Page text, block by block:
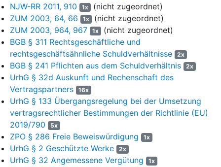
Die Beklagte zu 1) ist ebenfalls eine Filmproduktionsfirma. Bis
zu ihrer Umfirmierung am 17.03.2021 trat sie als R. GmbH am
Markt auf. Im Schwerpunkt produziert die Beklagte zu 1)
journalistische Formate. Die Beklagte zu 2) ist
hundertprozentige Muttergesellschaft der Beklagten zu 1) und
betreibt und verantwortet als Rundfunkveranstalterin den
Fernsehsender G..
Ab dem Jahr 2017 arbeiteten die Parteien im Rahmen
verschiedener Fernsehproduktionen zusammen. Bei den
Produktionen handelte es sich jeweils um
Investigativreportagen mit dem S. Z. U. als
Hauptprotagonisten. Die Klägerin zu 1) zeichnete als
Produzentin für die Reportagen verantwortlich und übergab sie
zur Auswertung an die Beklagte zu 1). Hintergründe und
NJW-RR 2011, 910 1x (nicht zugeordnet)
ZUM 2003, 64, 66
1x (nicht zugeordnet)
ZUM 2003, 964, 967
1x (nicht zugeordnet)
BGB § 311 Rechtsgeschäftliche und
rechtsgeschäftsähnliche Schuldverhältnisse
2x
BGB § 241 Pflichten aus dem Schuldverhältnis 2x
UrhG § 32d Auskunft und Rechenschaft des
Vertragspartners
16x
UrhG § 133 Übergangsregelung bei der Umsetzung
vertragsrechtlicher Bestimmungen der Richtlinie (EU)
2019/790
5x
ZPO § 286 Freie Beweiswürdigung 1x
UrhG § 2 Geschützte Werke 2x
UrhG § 32 Angemessene Vergütung 1x